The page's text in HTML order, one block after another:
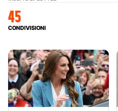
45
CONDIVISIONI